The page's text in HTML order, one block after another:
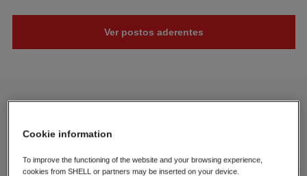
Ver postos aderentes
CHAVES 2
Cookie information
To improve the functioning of the website and your browsing experience,
cookies from SHELL or partners may be inserted on your device.